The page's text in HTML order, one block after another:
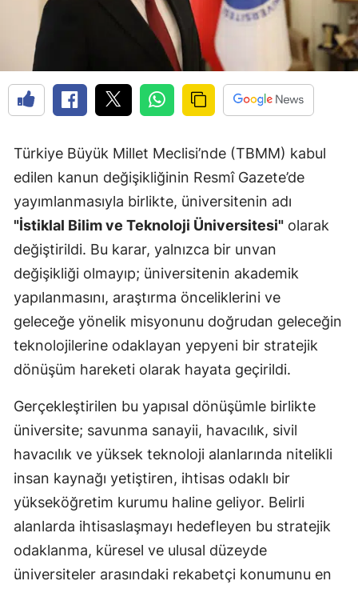
Türkiye Büyük Millet Meclisi’nde (TBMM) kabul
edilen kanun değişikliğinin Resmî Gazete’de
yayımlanmasıyla birlikte, üniversitenin adı
"İstiklal Bilim ve Teknoloji Üniversitesi" olarak
değiştirildi. Bu karar, yalnızca bir unvan
değişikliği olmayıp; üniversitenin akademik
yapılanmasını, araştırma önceliklerini ve
geleceğe yönelik misyonunu doğrudan geleceğin
teknolojilerine odaklayan yepyeni bir stratejik
dönüşüm hareketi olarak hayata geçirildi.
Gerçekleştirilen bu yapısal dönüşümle birlikte
üniversite; savunma sanayii, havacılık, sivil
havacılık ve yüksek teknoloji alanlarında nitelikli
insan kaynağı yetiştiren, ihtisas odaklı bir
yükseköğretim kurumu haline geliyor. Belirli
alanlarda ihtisaslaşmayı hedefleyen bu stratejik
odaklanma, küresel ve ulusal düzeyde
üniversiteler arasındaki rekabetçi konumunu en